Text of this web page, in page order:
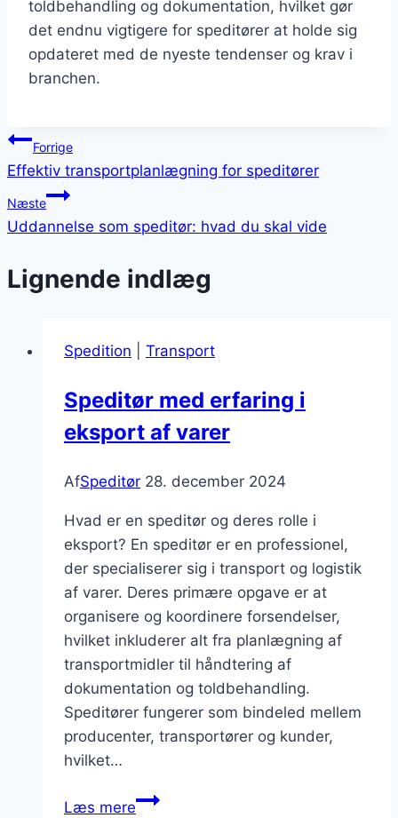
toldbehandling og dokumentation, hvilket gør
det endnu vigtigere for speditører at holde sig
opdateret med de nyeste tendenser og krav i
branchen.
Indlægsnavigation
Forrige
Effektiv transportplanlægning for speditører
Næste
Uddannelse som speditør: hvad du skal vide
Lignende indlæg
Spedition Transport
Speditør med erfaring i
eksport af varer
AfSpeditør 28. december 2024
Hvad er en speditør og deres rolle i
eksport? En speditør er en professionel,
der specialiserer sig i transport og logistik
af varer. Deres primære opgave er at
organisere og koordinere forsendelser,
hvilket inkluderer alt fra planlægning af
transportmidler til håndtering af
dokumentation og toldbehandling.
Speditører fungerer som bindeled mellem
producenter, transportører og kunder,
hvilket…
Læs mereSpeditør